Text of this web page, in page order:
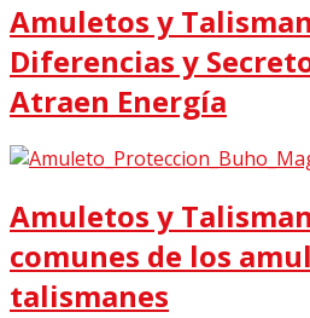
Amuletos y
Diferencias y
Atraen Energía
Amuletos y
comunes de los
talismanes